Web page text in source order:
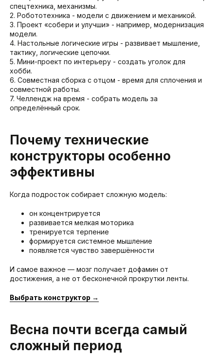
спецтехника, механизмы.
2. Робототехника - модели с движением и механикой.
3. Проект «собери и улучши» - например, модернизация
модели.
4. Настольные логические игры - развивает мышление,
тактику, логические цепочки.
5. Мини-проект по интерьеру - создать уголок для
хобби.
6. Совместная сборка с отцом - время для сплочения и
совместной работы.
7. Челлендж на время - собрать модель за
определённый срок.
Почему технические
конструкторы особенно
эффективны
Когда подросток собирает сложную модель:
он концентрируется
развивается мелкая моторика
тренируется терпение
формируется системное мышление
появляется чувство завершённости
И самое важное — мозг получает дофамин от
достижения, а не от бесконечной прокрутки ленты.
Выбрать конструктор →
Весна почти всегда самый
сложный период